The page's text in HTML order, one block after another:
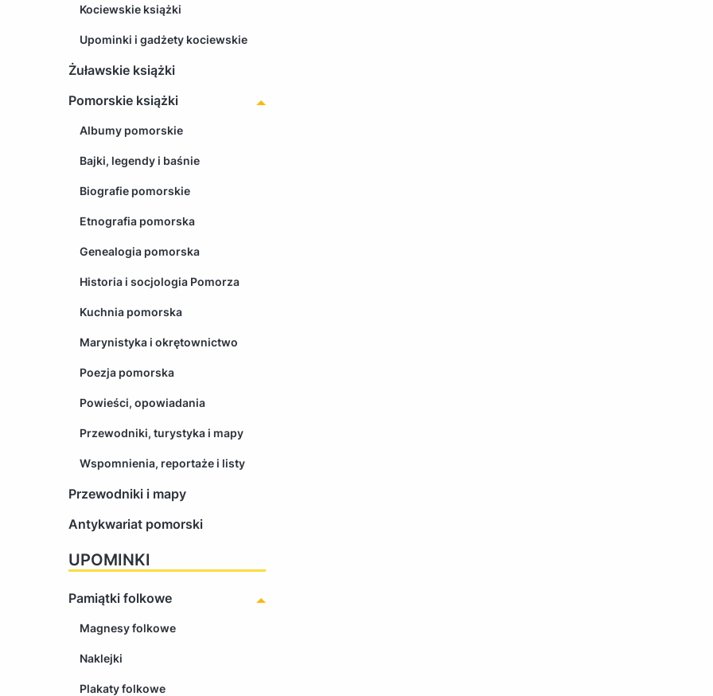
Kociewskie książki
Upominki i gadżety kociewskie
Żuławskie książki
Pomorskie książki
Albumy pomorskie
Bajki, legendy i baśnie
Biografie pomorskie
Etnografia pomorska
Genealogia pomorska
Historia i socjologia Pomorza
Kuchnia pomorska
Marynistyka i okrętownictwo
Poezja pomorska
Powieści, opowiadania
Przewodniki, turystyka i mapy
Wspomnienia, reportaże i listy
Przewodniki i mapy
Antykwariat pomorski
UPOMINKI
Pamiątki folkowe
Magnesy folkowe
Naklejki
Plakaty folkowe